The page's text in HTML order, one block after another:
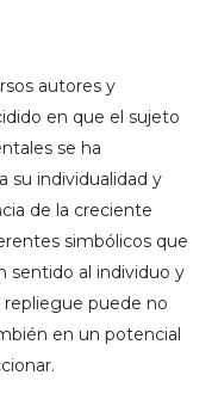
autores y
en que el sujeto
se ha
su individualidad y
de la creciente
simbólicos que
sentido al individuo y
repliegue puede no
en un potencial